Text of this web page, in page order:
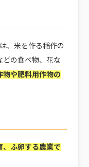
、米を作る稲作の
どの食べ物、花な
物や肥料用作物の
、ふ卵する農業で